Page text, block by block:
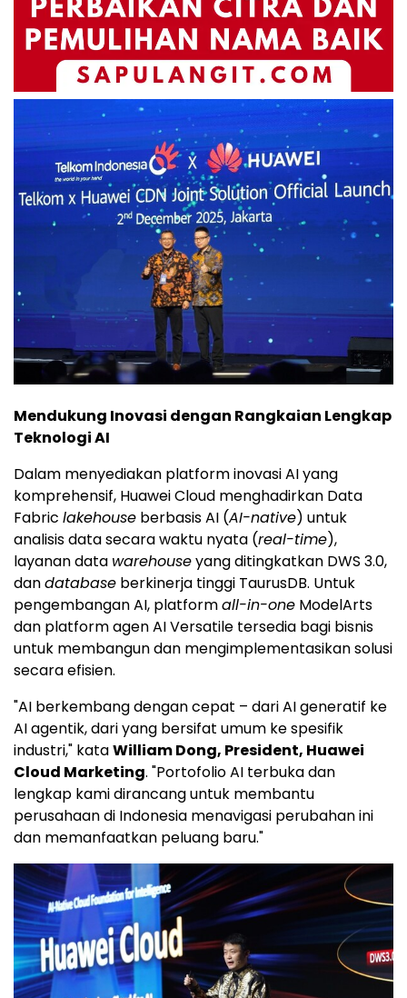
Mendukung Inovasi dengan Rangkaian Lengkap
Teknologi AI
Dalam menyediakan platform inovasi AI yang
komprehensif, Huawei Cloud menghadirkan Data
Fabric lakehouse berbasis AI (AI-native) untuk
analisis data secara waktu nyata (real-time),
layanan data warehouseyang ditingkatkan DWS 3.0,
dandatabase berkinerja tinggi TaurusDB. Untuk
pengembangan AI, platformall-in-one ModelArts
dan platform agen AI Versatile tersedia bagi bisnis
untuk membangun dan mengimplementasikan solusi
secara efisien.
"AI berkembang dengan cepat – dari AI generatif ke
AI agentik, dari yang bersifat umum ke spesifik
industri," kataWilliam Dong, President, Huawei
Cloud Marketing. "Portofolio AI terbuka dan
lengkap kami dirancang untuk membantu
perusahaan di Indonesia menavigasi perubahan ini
dan memanfaatkan peluang baru."